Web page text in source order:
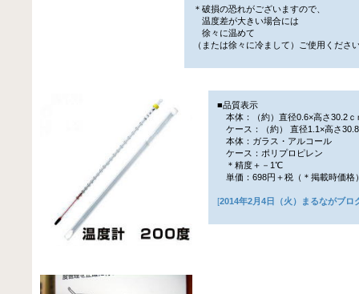
＊破損の恐れがございますので、
温度差が大きい場合には
徐々に温めて
（または徐々に冷まして）ご使用くださ
■品質表示
本体：（約）直径0.6×高さ30.2ｃ
ケース：（約） 直径1.1×高さ
本体：ガラス・アルコール
ケース：ポリプロピレン
＊精度＋－1℃
単価：698円＋税（＊掲載時価格
[2014年2月4日（火）まるながブロ